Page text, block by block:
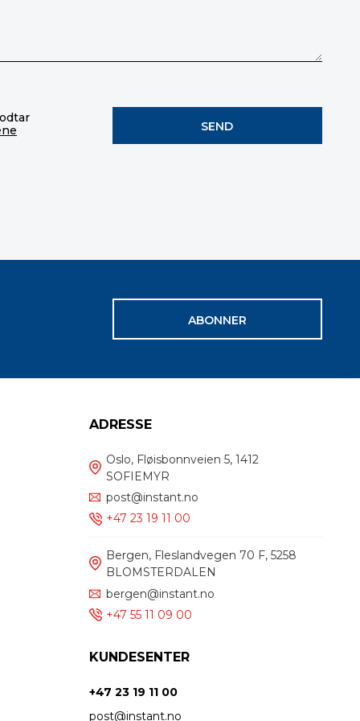
ABONNER
ADRESSE
Oslo, Fløisbonnveien 5, 1412
SOFIEMYR
post@instant.no
+47 23 19 11 00
Bergen, Fleslandvegen 70 F, 5258
BLOMSTERDALEN
bergen@instant.no
+47 55 11 09 00
KUNDESENTER
+47 23 19 11 00
post@instant.no